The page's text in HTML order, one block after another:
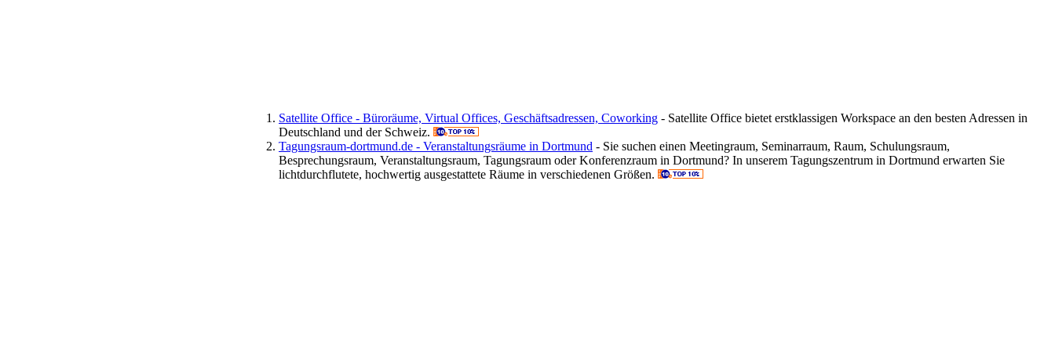
Satellite Office - Büroräume, Virtual Offices, Geschäftsadressen, Coworking - Satellite Office bietet erstklassigen Workspace an den besten Adressen in
Deutschland und der Schweiz.
Tagungsraum-dortmund.de - Veranstaltungsräume in Dortmund - Sie suchen einen Meetingraum, Seminarraum, Raum, Schulungsraum,
Besprechungsraum, Veranstaltungsraum, Tagungsraum oder Konferenzraum in Dortmund? In unserem Tagungszentrum in Dortmund erwarten Sie
lichtdurchflutete, hochwertig ausgestattete Räume in verschiedenen Größen.